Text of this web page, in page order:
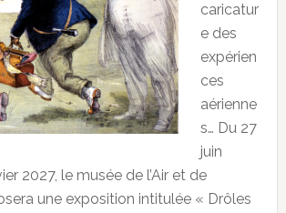
caricatur
e des
expérien
ces
aérienne
s… Du 27
juin
2027, le musée de l’Air et de
une exposition intitulée « Drôles